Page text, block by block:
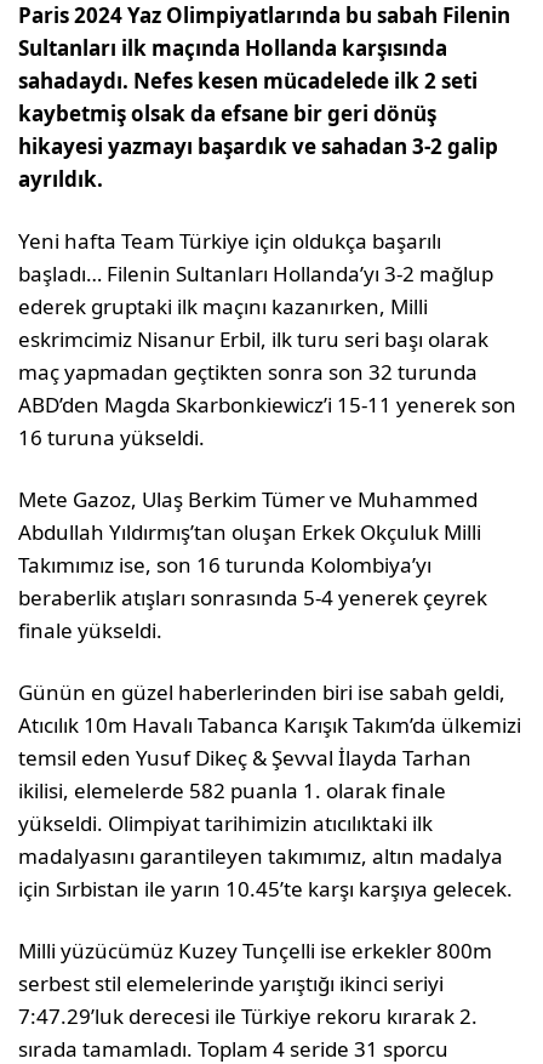
Paris 2024 Yaz Olimpiyatlarında bu sabah Filenin
Sultanları ilk maçında Hollanda karşısında
sahadaydı. Nefes kesen mücadelede ilk 2 seti
kaybetmiş olsak da efsane bir geri dönüş
hikayesi yazmayı başardık ve sahadan 3-2 galip
ayrıldık.
Yeni hafta Team Türkiye için oldukça başarılı
başladı… Filenin Sultanları Hollanda’yı 3-2 mağlup
ederek gruptaki ilk maçını kazanırken, Milli
eskrimcimiz Nisanur Erbil, ilk turu seri başı olarak
maç yapmadan geçtikten sonra son 32 turunda
ABD’den Magda Skarbonkiewicz’i 15-11 yenerek son
16 turuna yükseldi.
Mete Gazoz, Ulaş Berkim Tümer ve Muhammed
Abdullah Yıldırmış’tan oluşan Erkek Okçuluk Milli
Takımımız ise, son 16 turunda Kolombiya’yı
beraberlik atışları sonrasında 5-4 yenerek çeyrek
finale yükseldi.
Günün en güzel haberlerinden biri ise sabah geldi,
Atıcılık 10m Havalı Tabanca Karışık Takım’da ülkemizi
temsil eden Yusuf Dikeç & Şevval İlayda Tarhan
ikilisi, elemelerde 582 puanla 1. olarak finale
yükseldi. Olimpiyat tarihimizin atıcılıktaki ilk
madalyasını garantileyen takımımız, altın madalya
için Sırbistan ile yarın 10.45’te karşı karşıya gelecek.
Milli yüzücümüz Kuzey Tunçelli ise erkekler 800m
serbest stil elemelerinde yarıştığı ikinci seriyi
7:47.29’luk derecesi ile Türkiye rekoru kırarak 2.
sırada tamamladı. Toplam 4 seride 31 sporcu